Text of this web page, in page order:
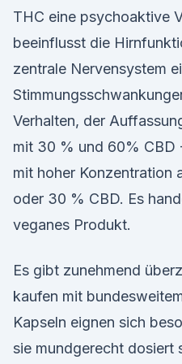
THC eine psychoaktive
beeinflusst die
zentrale Nervensystem
Verhalten, der
mit 30 % und 60% CBD
mit hoher Konzentration
oder 30 % CBD. Es
veganes Produkt.
Es gibt zunehmend
kaufen mit
Kapseln eignen sich
sie mundgerecht dosiert